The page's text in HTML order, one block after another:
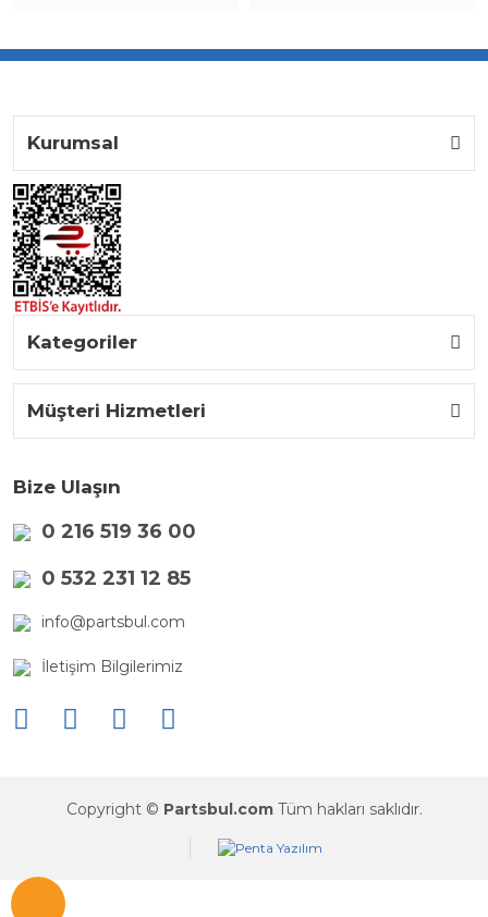
Kurumsal
Kategoriler
Müşteri Hizmetleri
Bize Ulaşın
0 216 519 36 00
0 532 231 12 85
info@partsbul.com
İletişim Bilgilerimiz
Copyright © Partsbul.com Tüm hakları saklıdır.